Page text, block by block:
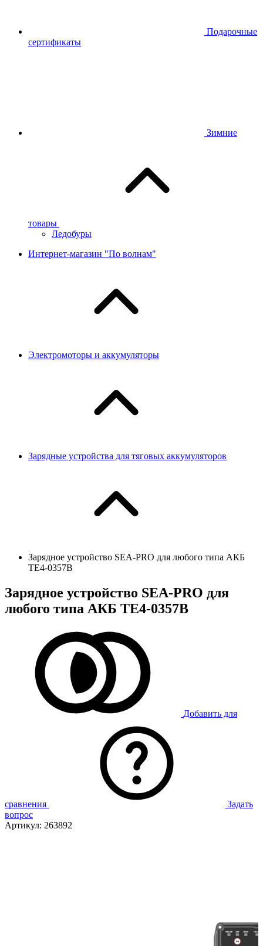
Подарочные
сертификаты
Зимние
товары
Ледобуры
Интернет-магазин "По волнам"
Электромоторы и аккумуляторы
Зарядные устройства для тяговых аккумуляторов
Зарядное устройство SEA-PRO для любого типа АКБ
ТЕ4-0357B
Зарядное устройство SEA-PRO для
любого типа АКБ ТЕ4-0357B
Добавить для
сравнения
Задать
вопрос
Артикул: 263892